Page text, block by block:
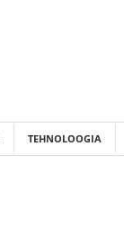
TEHNOLOOGIA